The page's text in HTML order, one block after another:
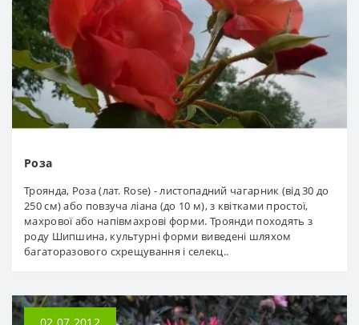
Роза
Троянда, Роза (лат. Rose) - листопадний чагарник (від 30 до
250 см) або повзуча ліана (до 10 м), з квітками простої,
махрової або напівмахрові форми. Троянди походять з
роду Шипшина, культурні форми виведені шляхом
багаторазового схрещування і селекц..